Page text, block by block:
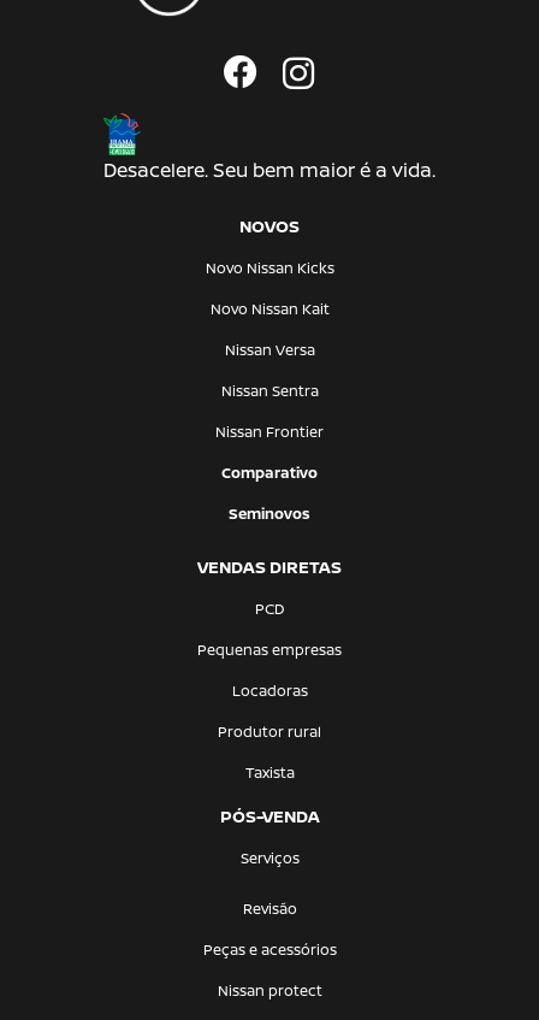
Desacelere. Seu bem maior é a vida.
NOVOS
Novo Nissan Kicks
Novo Nissan Kait
Nissan Versa
Nissan Sentra
Nissan Frontier
Comparativo
Seminovos
VENDAS DIRETAS
PCD
Pequenas empresas
Locadoras
Produtor rural
Taxista
PÓS-VENDA
Serviços
Revisão
Peças e acessórios
Nissan protect